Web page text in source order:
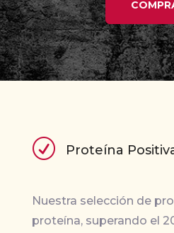
R Proteína
Nuestra selección de
proteína, superando el